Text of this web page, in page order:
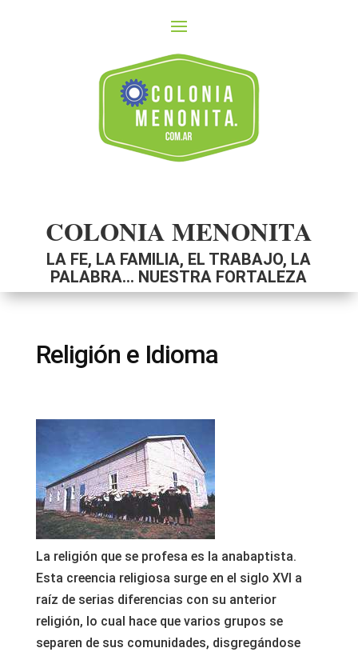
COLONIA MENONITA
LA FE, LA FAMILIA, EL TRABAJO, LA
PALABRA… NUESTRA FORTALEZA
Religión e Idioma
La religión que se profesa es la anabaptista.
Esta creencia religiosa surge en el siglo XVI a
raíz de serias diferencias con su anterior
religión, lo cual hace que varios grupos se
separen de sus comunidades, disgregándose